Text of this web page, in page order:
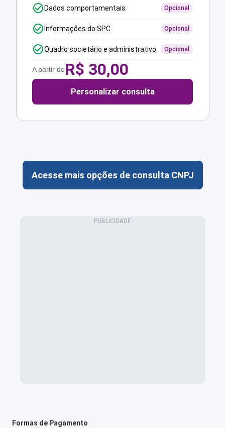
Dados comportamentais Opcional
Informações do SPC Opcional
Quadro societário e administrativo Opcional
A partir deR$ 30,00
Personalizar consulta
Acesse mais opções de consulta CNPJ
Formas de Pagamento